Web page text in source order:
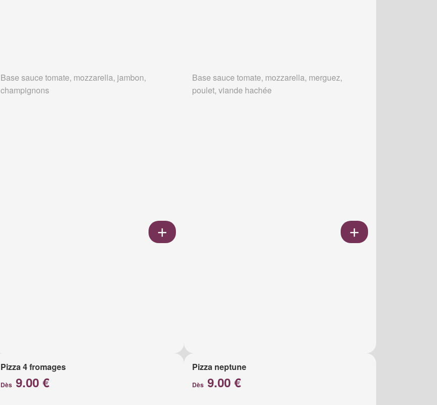
Base sauce tomate, mozzarella, jambon,
champignons
Base sauce tomate, mozzarella, merguez,
poulet, viande hachée
Pizza 4 fromages
Dès9.00 €
Pizza neptune
Dès 9.00 €